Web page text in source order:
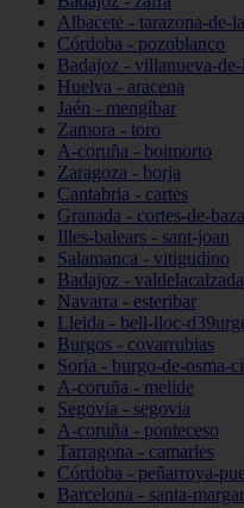
Albacete - tarazona-de-
Córdoba - pozoblanco
Badajoz - villanueva-de-
Huelva - aracena
Jaén - mengíbar
Zamora - toro
A-coruña - boimorto
Zaragoza - borja
Cantabria - cartes
Granada - cortes-de-baza
Illes-balears - sant-joan
Salamanca - vitigudino
Badajoz - valdelacalzada
Navarra - esteribar
Lleida - bell-lloc-
Burgos - covarrubias
Soria - burgo-de-osma-
A-coruña - melide
Segovia - segovia
A-coruña - ponteceso
Tarragona - camarles
Córdoba - peñarroya-
Barcelona - santa-